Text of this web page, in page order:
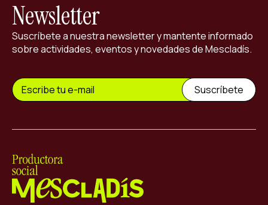
Newsletter
Suscríbete a nuestra newsletter y mantente informado
sobre actividades, eventos y novedades de Mescladís.